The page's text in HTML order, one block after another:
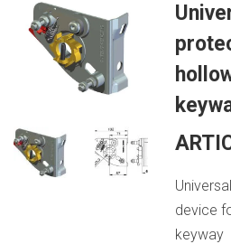
device
keyway